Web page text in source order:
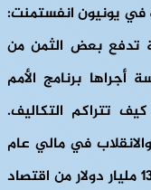
يونيون انفستمنت:
تدفع بعض الثمن من
أجراها برنامج الأمم
تتراكم التكاليف.
وقدرت أن الانقلاب في غينيا عام 2008 والانقلاب في مالي عام
2012 قضى على ما يتراوح بين 12 إلى 13.5 مليار دولار من اقتصاد